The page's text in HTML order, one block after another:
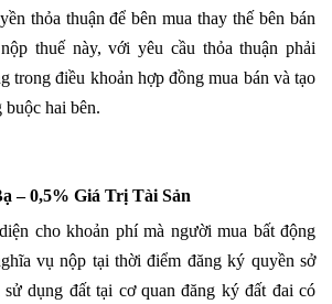
thỏa thuận để bên mua thay thế bên bán
thuế này, với yêu cầu thỏa thuận phải
trong điều khoản hợp đồng mua bán và tạo
hai bên.
– 0,5% Giá Trị Tài Sản
cho khoản phí mà người mua bất động
vụ nộp tại thời điểm đăng ký quyền sở
dụng đất tại cơ quan đăng ký đất đai có